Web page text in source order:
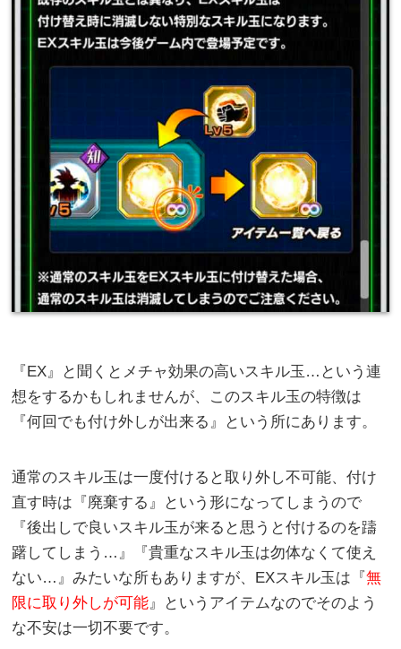
『EX』と聞くとメチャ効果の高いスキル玉…という連
想をするかもしれませんが、このスキル玉の特徴は
『何回でも付け外しが出来る』という所にあります。
通常のスキル玉は一度付けると取り外し不可能、付け
直す時は『廃棄する』という形になってしまうので
『後出しで良いスキル玉が来ると思うと付けるのを躊
躇してしまう…』『貴重なスキル玉は勿体なくて使え
ない…』みたいな所もありますが、EXスキル玉は『無
限に取り外しが可能』というアイテムなのでそのよう
な不安は一切不要です。